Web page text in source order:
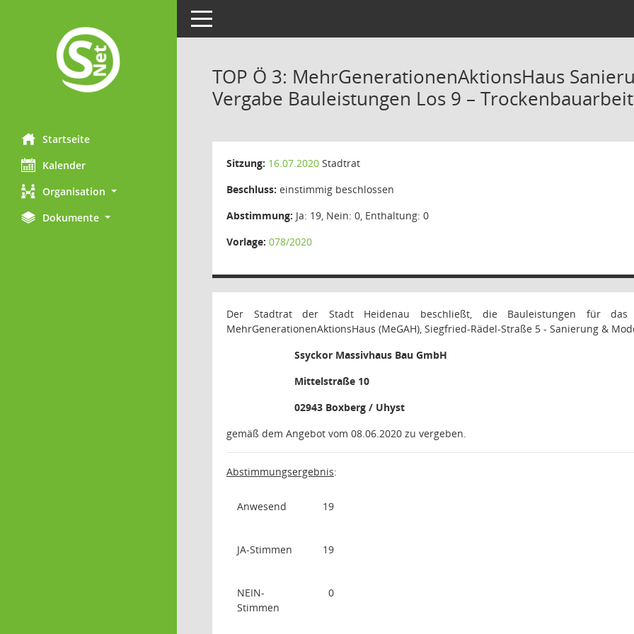
Startseite
Kalender
Organisation
Dokumente
Toggle navigation
TOP Ö 3: MehrGenerationenAktionsHaus
Vergabe Bauleistungen Los 9 –
Sitzung: 16.07.2020 Stadtrat
Beschluss: einstimmig beschlossen
Abstimmung: Ja: 19, Nein: 0, Enthaltung: 0
Vorlage: 078/2020
Der Stadtrat der Stadt Heidenau beschließt, die Bauleistungen für das
MehrGenerationenAktionsHaus (MeGAH), Siegfried-Rädel-Straße 5 - Sanierung &
Ssyckor Massivhaus Bau GmbH
Mittelstraße 10
02943 Boxberg / Uhyst
gemäß dem Angebot vom 08.06.2020 zu vergeben.
Abstimmungsergebnis:
Anwesend 19
JA-Stimmen 19
NEIN-
Stimmen
0